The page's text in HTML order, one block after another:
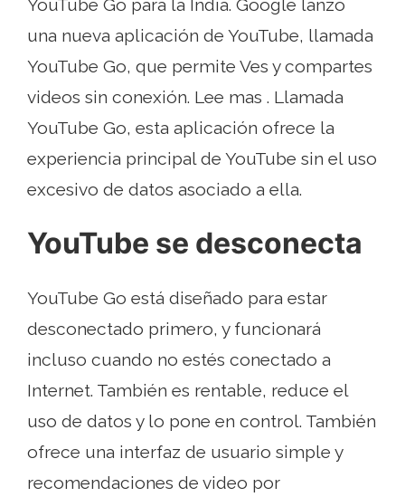
YouTube Go para la India. Google lanzó
una nueva aplicación de YouTube, llamada
YouTube Go, que permite Ves y compartes
videos sin conexión. Lee mas . Llamada
YouTube Go, esta aplicación ofrece la
experiencia principal de YouTube sin el uso
excesivo de datos asociado a ella.
YouTube se desconecta
YouTube Go está diseñado para estar
desconectado primero, y funcionará
incluso cuando no estés conectado a
Internet. También es rentable, reduce el
uso de datos y lo pone en control. También
ofrece una interfaz de usuario simple y
recomendaciones de video por